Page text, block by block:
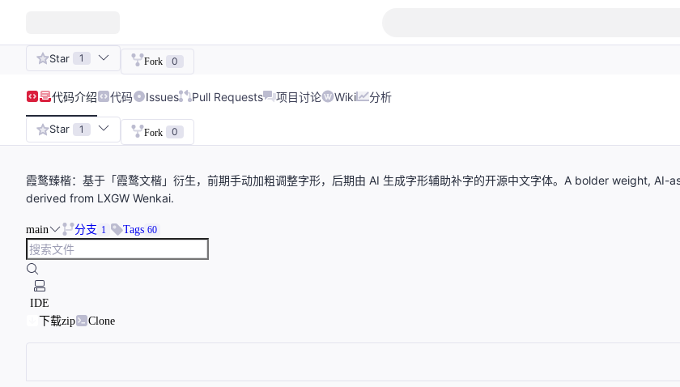
Star 1 Fork 0
代码介绍 代码 Issues Pull Requests 项目讨论 Wiki 分析
Star 1 Fork 0
霞鹜臻楷：基于「霞鹜文楷」衍生，前期手动加粗调整字形，后期由 AI 生成字形辅助补字的开源中文字体。A bolder weight, AI-
derived from LXGW Wenkai.
main 分支 1 Tags 60
IDE
下载zip
Clone